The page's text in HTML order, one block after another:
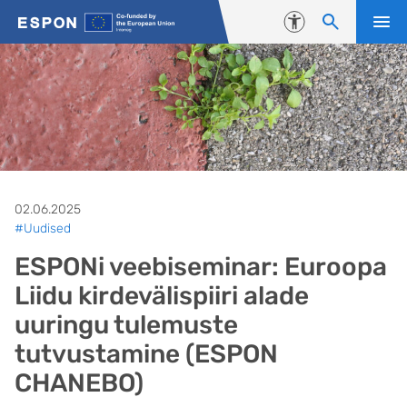
Liigu edasi põhisisu juurde
Juurdepääsetavus
02.06.2025
#Uudised
ESPONi veebiseminar: Euroopa
Liidu kirdevälispiiri alade
uuringu tulemuste
tutvustamine (ESPON
CHANEBO)